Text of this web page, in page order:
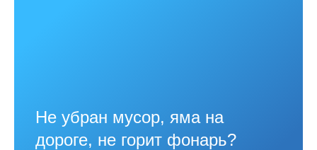
Не убран мусор, яма на
дороге, не горит фонарь?